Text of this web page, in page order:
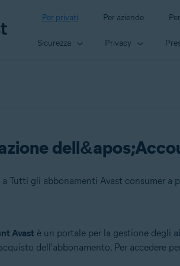
Per privati Per aziende
Sicurezza Privacy
a Tutti gli abbonamenti Avast consumer a
abbonamenti Avast consumer a pagamento
Avast è un portale per la gestione degli
dell'abbonamento. Per accedere